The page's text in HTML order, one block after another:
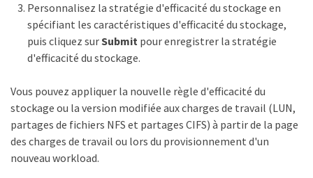
Personnalisez la stratégie d'efficacité du stockage en
spécifiant les caractéristiques d'efficacité du stockage,
puis cliquez surSubmitpour enregistrer la stratégie
d'efficacité du stockage.
Vous pouvez appliquer la nouvelle règle d'efficacité du
stockage ou la version modifiée aux charges de travail (LUN,
partages de fichiers NFS et partages CIFS) à partir de la page
des charges de travail ou lors du provisionnement d'un
nouveau workload.